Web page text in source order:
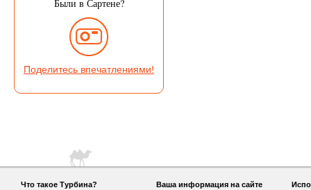
Были в Сартене?
Поделитесь впечатлениями!
Что такое Турбина?
Ваша информация на сайте